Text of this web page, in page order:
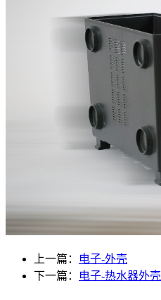
上一篇：
电子-外壳
下一篇：
电子-热水器外壳